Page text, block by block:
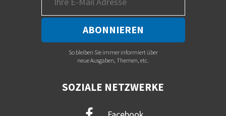
So bleiben Sie immer informiert über
neue Ausgaben, Themen, etc.
SOZIALE NETZWERKE